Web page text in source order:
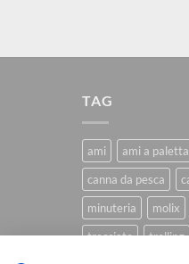
TAG
ami ami a paletta
canna da pesca
minuteria
molix
trecciato
trolling